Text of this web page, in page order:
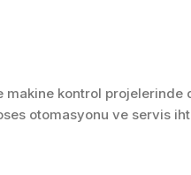
makine kontrol
otomasyonu ve servis